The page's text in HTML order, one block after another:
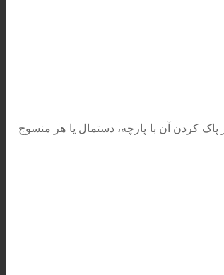
پاک کردن آن با پارچه، دستمال یا هر منسوج